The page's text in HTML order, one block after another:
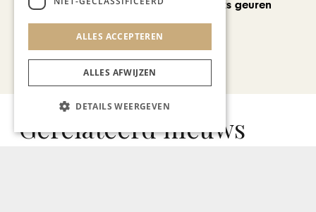
favoriete uniseks geuren
Bekijk alle artikelen
Gerelateerd nieuws
ALLES ACCEPTEREN
ALLES AFWIJZEN
DETAILS WEERGEVEN